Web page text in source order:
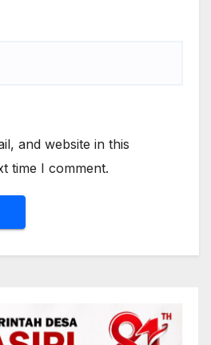
and website in this
time I comment.